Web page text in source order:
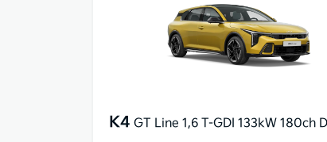
K4 GT Line 1,6 T-GDI 133kW 180ch